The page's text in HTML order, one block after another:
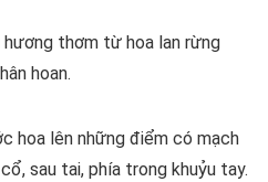
hương thơm từ hoa lan rừng
hoan.
hoa lên những điểm có mạch
sau tai, phía trong khuỷu tay.